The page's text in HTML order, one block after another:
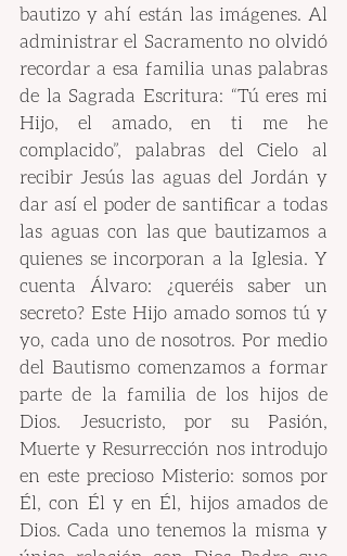
bautizo y ahí están las imágenes. Al
administrar el Sacramento no olvidó
recordar a esa familia unas palabras
de la Sagrada Escritura: “Tú eres mi
Hijo, el amado, en ti me he
complacido”, palabras del Cielo al
recibir Jesús las aguas del Jordán y
dar así el poder de santificar a todas
las aguas con las que bautizamos a
quienes se incorporan a la Iglesia. Y
cuenta Álvaro: ¿queréis saber un
secreto? Este Hijo amado somos tú y
yo, cada uno de nosotros. Por medio
del Bautismo comenzamos a formar
parte de la familia de los hijos de
Dios. Jesucristo, por su Pasión,
Muerte y Resurrección nos introdujo
en este precioso Misterio: somos por
Él, con Él y en Él, hijos amados de
Dios. Cada uno tenemos la misma y